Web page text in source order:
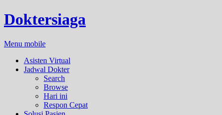
Doktersiaga
Menu mobile
Asisten Virtual
Jadwal Dokter
Search
Browse
Hari ini
Respon Cepat